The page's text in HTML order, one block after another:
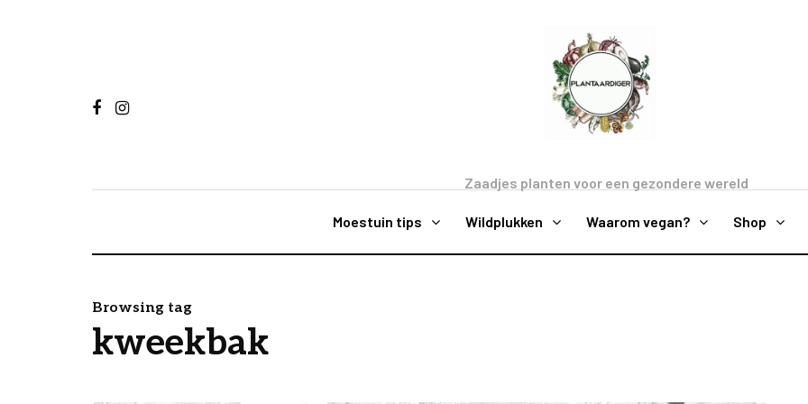
Zaadjes planten voor een gezondere wereld
Moestuin tips Wildplukken Waarom vegan? Shop
Browsing tag
kweekbak